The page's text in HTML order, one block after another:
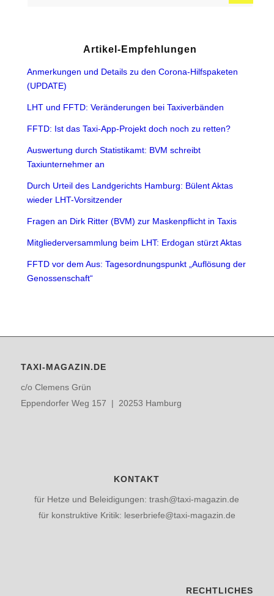
Artikel-Empfehlungen
Anmerkungen und Details zu den Corona-Hilfspaketen
(UPDATE)
LHT und FFTD: Veränderungen bei Taxiverbänden
FFTD: Ist das Taxi-App-Projekt doch noch zu retten?
Auswertung durch Statistikamt: BVM schreibt
Taxiunternehmer an
Durch Urteil des Landgerichts Hamburg: Bülent Aktas
wieder LHT-Vorsitzender
Fragen an Dirk Ritter (BVM) zur Maskenpflicht in Taxis
Mitgliederversammlung beim LHT: Erdogan stürzt Aktas
FFTD vor dem Aus: Tagesordnungspunkt „Auflösung der
Genossenschaft“
TAXI-MAGAZIN.DE
c/o Clemens Grün
Eppendorfer Weg 157 | 20253 Hamburg
KONTAKT
für Hetze und Beleidigungen: trash@taxi-magazin.de
für konstruktive Kritik: leserbriefe@taxi-magazin.de
RECHTLICHES